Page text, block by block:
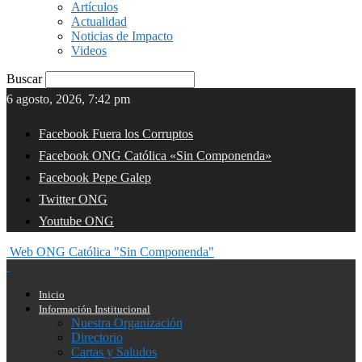
Artículos
Actualidad
Noticias de Impacto
Videos
Buscar
6 agosto, 2026, 7:42 pm
Facebook Fuera los Corruptos
Facebook ONG Católica «Sin Componenda»
Facebook Pepe Galep
Twitter ONG
Youtube ONG
Web ONG Católica "Sin Componenda"
Inicio
Información Institucional
Nuestra Organización
Directorio
Cartas y Saludos